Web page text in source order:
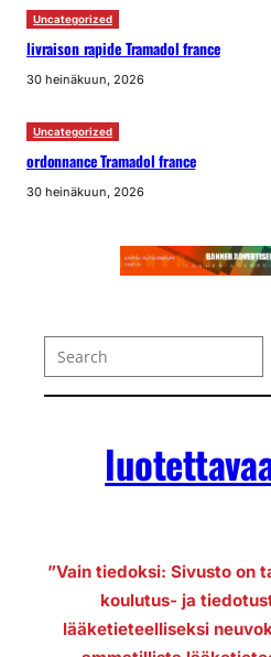
Uncategorized
livraison rapide Tramadol france
30 heinäkuun, 2026
Uncategorized
ordonnance Tramadol france
30 heinäkuun, 2026
Search
”Vain tiedoksi: Sivusto on
koulutus- ja
lääketieteelliseksi